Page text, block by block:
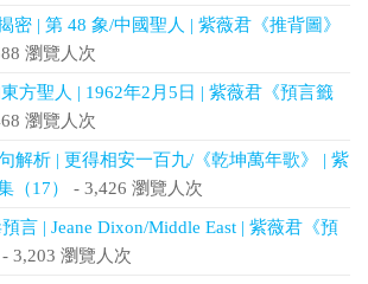
密 | 第 48 象/中國聖人 | 紫薇君《推背圖》
瀏覽人次
方聖人 | 1962年2月5日 | 紫薇君《預言籤
瀏覽人次
解析 | 更得相安一百九/《乾坤萬年歌》 | 紫
（17）
- 3,426 瀏覽人次
言 | Jeane Dixon/Middle East | 紫薇君《預
- 3,203 瀏覽人次